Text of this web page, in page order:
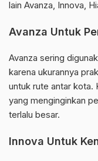
lain Avanza, Innova,
Avanza Untuk
Avanza sering
karena ukurannya
untuk rute antar kota.
yang menginginkan
terlalu besar.
Innova Untuk